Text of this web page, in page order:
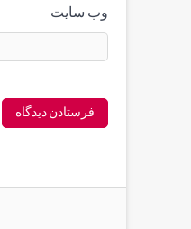
وب‌ سایت